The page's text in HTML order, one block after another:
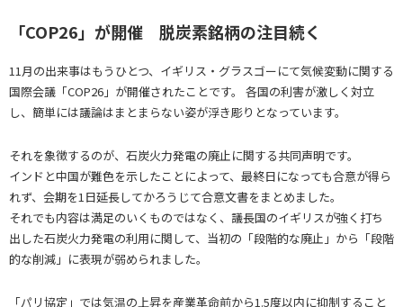
「COP26」が開催 脱炭素銘柄の注目続く
11月の出来事はもうひとつ、イギリス・グラスゴーにて気候変動に関する
国際会議「COP26」が開催されたことです。 各国の利害が激しく対立
し、簡単には議論はまとまらない姿が浮き彫りとなっています。
それを象徴するのが、石炭火力発電の廃止に関する共同声明です。
インドと中国が難色を示したことによって、最終日になっても合意が得ら
れず、会期を1日延長してかろうじて合意文書をまとめました。
それでも内容は満足のいくものではなく、議長国のイギリスが強く打ち
出した石炭火力発電の利用に関して、当初の「段階的な廃止」から「段階
的な削減」に表現が弱められました。
「パリ協定」では気温の上昇を産業革命前から1.5度以内に抑制すること